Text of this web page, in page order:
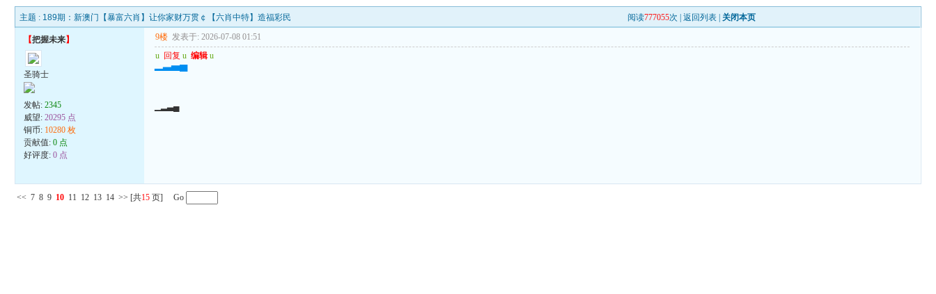
主题 : 189期：新澳门【暴富六肖】让你家财万贯￠【六肖中特】造福彩民 阅读777055次 |返回列表 关闭本页
【把握未来】
圣骑士
发帖:2345
威望:20295 点
铜币: 10280 枚
贡献值:0 点
好评度:0 点
9楼 发表于: 2026-07-08 01:51
u 回复 u 编辑 u
▁▂▃▄
▁▂▃▄
<< 7 8 9 10 11 12 13 14 >> [共15 页] Go